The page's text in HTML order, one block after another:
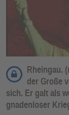
Rheingau.
der Große
sich. Er galt als
gnadenloser